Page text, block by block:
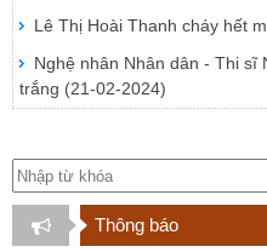
Lê Thị Hoài Thanh cháy hết
Nghệ nhân Nhân dân - Thi sĩ
trắng (21-02-2024)
Thông báo